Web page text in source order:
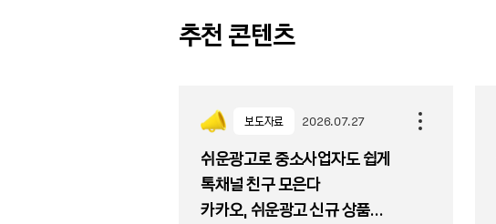
추천 콘텐츠
보도자료 2026.07.27
쉬운광고로 중소사업자도 쉽게
톡채널 친구 모은다
카카오, 쉬운광고 신규 상품